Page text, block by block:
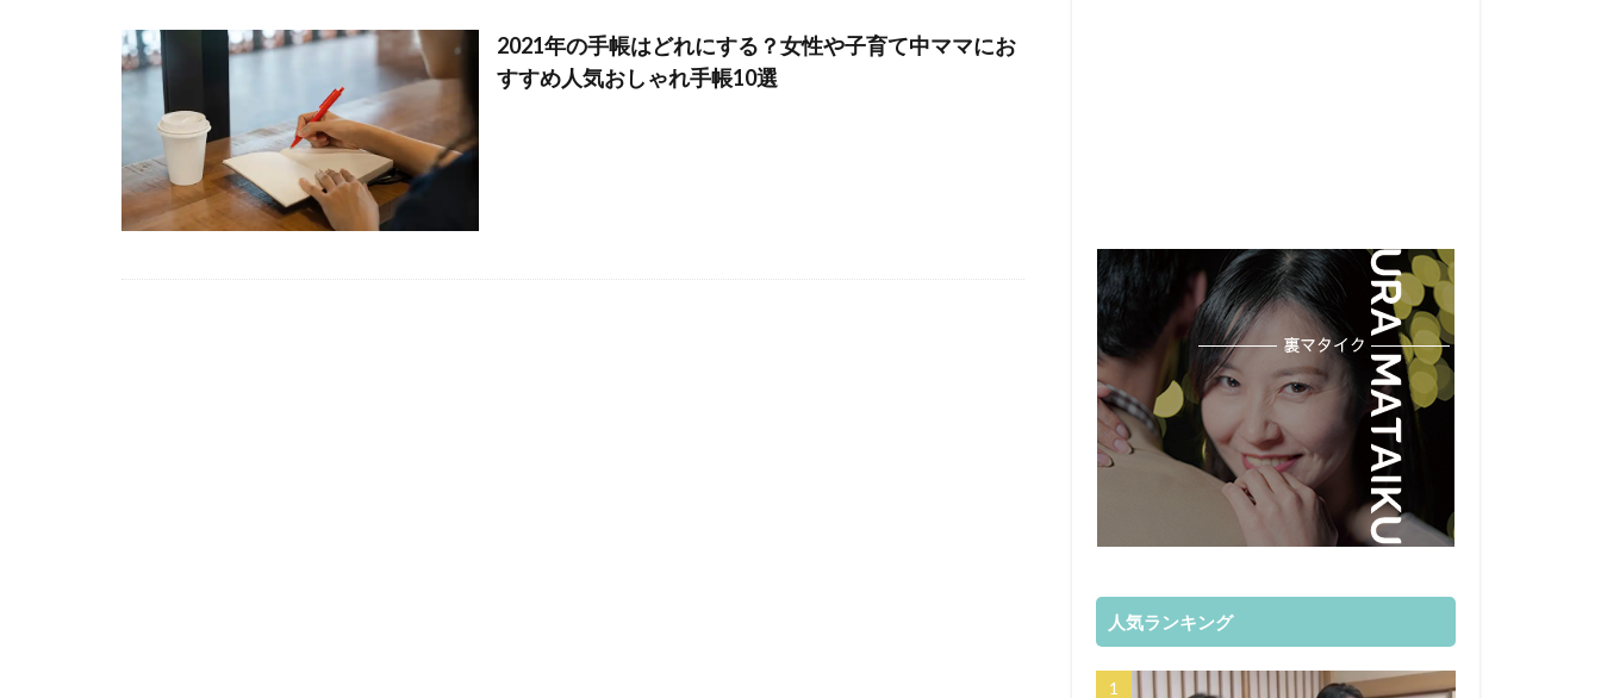
2021年の手帳はどれにする？女性や子育て中ママにお
すすめ人気おしゃれ手帳10選
人気ランキング